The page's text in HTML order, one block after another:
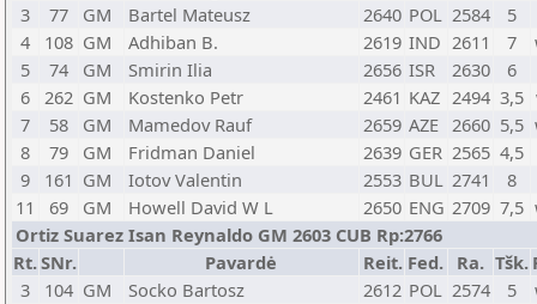
3
77 GM Bartel Mateusz 2640 POL 2584
5
4
108 GM Adhiban B. 2619 IND 2611 7
5
74 GM Smirin Ilia 2656 ISR 2630
6
6
262 GM Kostenko Petr 2461 KAZ 2494 3,5
7
58 GM Mamedov Rauf 2659 AZE 2660 5,5
8
79 GM Fridman Daniel 2639 GER 2565 4,5
9
161 GM Iotov Valentin 2553 BUL 2741
8
11
69 GM Howell David W L 2650 ENG 2709 7,5
Ortiz Suarez Isan Reynaldo GM 2603 CUB Rp:2766
Rt.SNr. Pavardė Reit. Fed. Ra. Tšk.
3
104 GM Socko Bartosz 2612 POL 2574 5